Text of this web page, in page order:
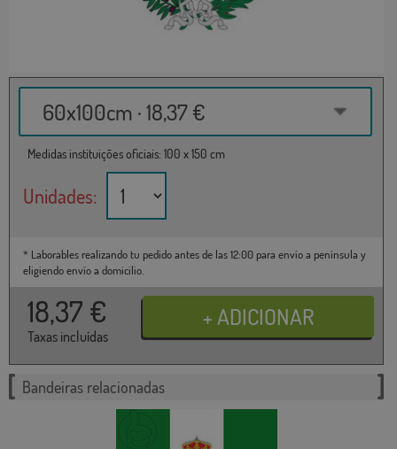
60x100cm · 18,37 €
Medidas instituições oficiais: 100 x 150 cm
Unidades:
* Laborables realizando tu pedido antes de las 12:00 para envío a península y
eligiendo envío a domicilio.
18,37 €
Taxas incluídas
Bandeiras relacionadas